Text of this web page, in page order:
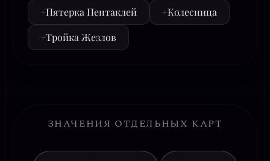
+Пятерка Пентаклей +Колесница
+Тройка Жезлов
ЗНАЧЕНИЯ ОТДЕЛЬНЫХ КАРТ